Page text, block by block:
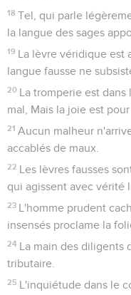
18 Tel, qui parle
la langue des sages
19 La lèvre véridique est
langue fausse ne
20 La tromperie est
mal, Mais la joie est
21 Aucun malheur
accablés de maux.
22 Les lèvres fausses
qui agissent avec vérité
23 L'homme prudent
insensés proclame la
24 La main des diligents
tributaire.
25 L'inquiétude dans le